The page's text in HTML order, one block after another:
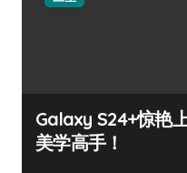
Galaxy S24+惊艳
美学高手！